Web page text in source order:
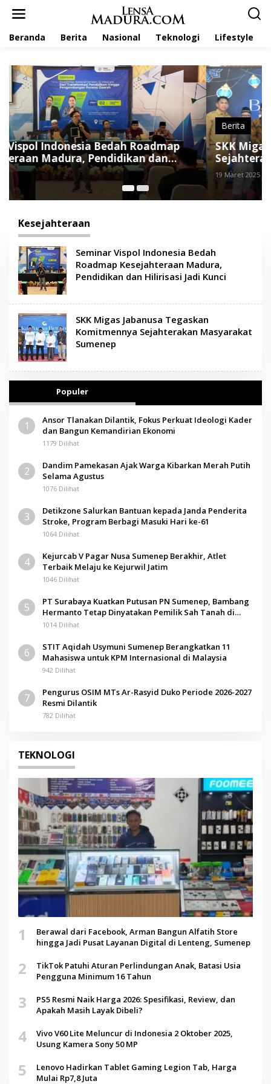
Beranda Berita Nasional Teknologi Lifestyle
Berita
SKK Migas Jabanusa Tegaskan Komitmennya
Sejahterakan Masyarakat Sumenep
19 Maret 2025
Kesejahteraan
Seminar Vispol Indonesia Bedah
Roadmap Kesejahteraan Madura,
Pendidikan dan Hilirisasi Jadi Kunci
SKK Migas Jabanusa Tegaskan
Komitmennya Sejahterakan Masyarakat
Sumenep
Populer
1
Ansor Tlanakan Dilantik, Fokus Perkuat Ideologi Kader
dan Bangun Kemandirian Ekonomi
1179 Dilihat
2
Dandim Pamekasan Ajak Warga Kibarkan Merah Putih
Selama Agustus
1076 Dilihat
3
Detikzone Salurkan Bantuan kepada Janda Penderita
Stroke, Program Berbagi Masuki Hari ke-61
1064 Dilihat
4
Kejurcab V Pagar Nusa Sumenep Berakhir, Atlet
Terbaik Melaju ke Kejurwil Jatim
1046 Dilihat
5
PT Surabaya Kuatkan Putusan PN Sumenep, Bambang
Hermanto Tetap Dinyatakan Pemilik Sah Tanah di
Pamolokan
1014 Dilihat
6
STIT Aqidah Usymuni Sumenep Berangkatkan 11
Mahasiswa untuk KPM Internasional di Malaysia
942 Dilihat
7
Pengurus OSIM MTs Ar-Rasyid Duko Periode 2026-2027
Resmi Dilantik
782 Dilihat
TEKNOLOGI
1
Berawal dari Facebook, Arman Bangun Alfatih Store
hingga Jadi Pusat Layanan Digital di Lenteng, Sumenep
2
TikTok Patuhi Aturan Perlindungan Anak, Batasi Usia
Pengguna Minimum 16 Tahun
3
PS5 Resmi Naik Harga 2026: Spesifikasi, Review, dan
Apakah Masih Layak Dibeli?
4
Vivo V60 Lite Meluncur di Indonesia 2 Oktober 2025,
Usung Kamera Sony 50 MP
5
Lenovo Hadirkan Tablet Gaming Legion Tab, Harga
Mulai Rp7,8 Juta